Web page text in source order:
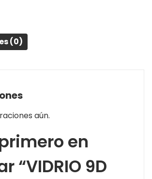
(0)
aún.
en
“VIDRIO 9D